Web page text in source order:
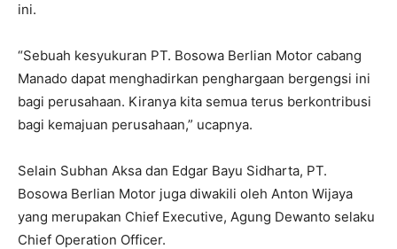
ini.
“Sebuah kesyukuran PT. Bosowa Berlian Motor cabang
Manado dapat menghadirkan penghargaan bergengsi ini
bagi perusahaan. Kiranya kita semua terus berkontribusi
bagi kemajuan perusahaan,” ucapnya.
Selain Subhan Aksa dan Edgar Bayu Sidharta, PT.
Bosowa Berlian Motor juga diwakili oleh Anton Wijaya
yang merupakan Chief Executive, Agung Dewanto selaku
Chief Operation Officer.